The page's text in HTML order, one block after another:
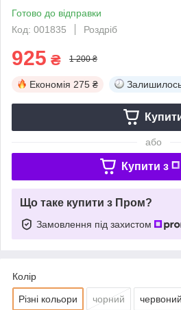
Готово до відправки
Код: 001835
Роздріб
925 ₴ 1 200 ₴
Економія 275 ₴
або
Купити з
Що таке купити з Пром?
Замовлення під захистом
Колір
Різні кольори чорний червоний